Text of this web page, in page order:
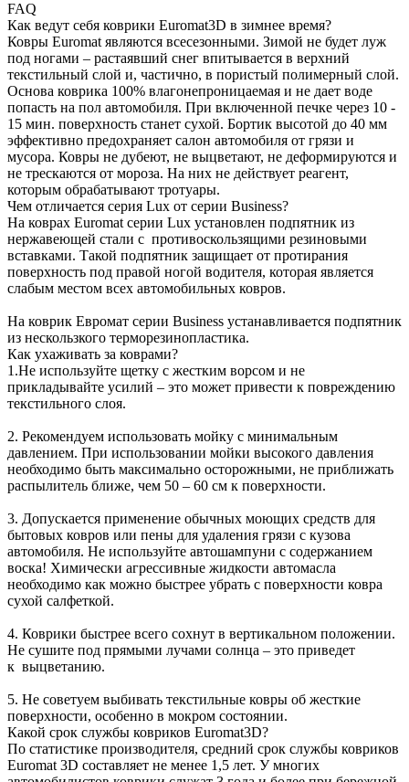
FAQ
Как ведут себя коврики Euromat3D в зимнее время?
Ковры Euromat являются всесезонными. Зимой не будет луж
под ногами – растаявший снег впитывается в верхний
текстильный слой и, частично, в пористый полимерный слой.
Основа коврика 100% влагонепроницаемая и не дает воде
попасть на пол автомобиля. При включенной печке через 10 -
15 мин. поверхность станет сухой. Бортик высотой до 40 мм
эффективно предохраняет салон автомобиля от грязи и
мусора. Ковры не дубеют, не выцветают, не деформируются и
не трескаются от мороза. На них не действует реагент,
которым обрабатывают тротуары.
Чем отличается серия Lux от серии Business?
На коврах Euromat серии Lux установлен подпятник из
нержавеющей стали с противоскользящими резиновыми
вставками. Такой подпятник защищает от протирания
поверхность под правой ногой водителя, которая является
слабым местом всех автомобильных ковров.
На коврик Евромат серии Business устанавливается подпятник
из нескользкого терморезинопластика.
Как ухаживать за коврами?
1.Не используйте щетку с жестким ворсом и не
прикладывайте усилий – это может привести к повреждению
текстильного слоя.
2. Рекомендуем использовать мойку с минимальным
давлением. При использовании мойки высокого давления
необходимо быть максимально осторожными, не приближать
распылитель ближе, чем 50 – 60 см к поверхности.
3. Допускается применение обычных моющих средств для
бытовых ковров или пены для удаления грязи с кузова
автомобиля. Не используйте автошампуни с содержанием
воска! Химически агрессивные жидкости автомасла
необходимо как можно быстрее убрать с поверхности ковра
сухой салфеткой.
4. Коврики быстрее всего сохнут в вертикальном положении.
Не сушите под прямыми лучами солнца – это приведет
к выцветанию.
5. Не советуем выбивать текстильные ковры об жесткие
поверхности, особенно в мокром состоянии.
Какой срок службы ковриков Euromat3D?
По статистике производителя, средний срок службы ковриков
Euromat 3D составляет не менее 1,5 лет. У многих